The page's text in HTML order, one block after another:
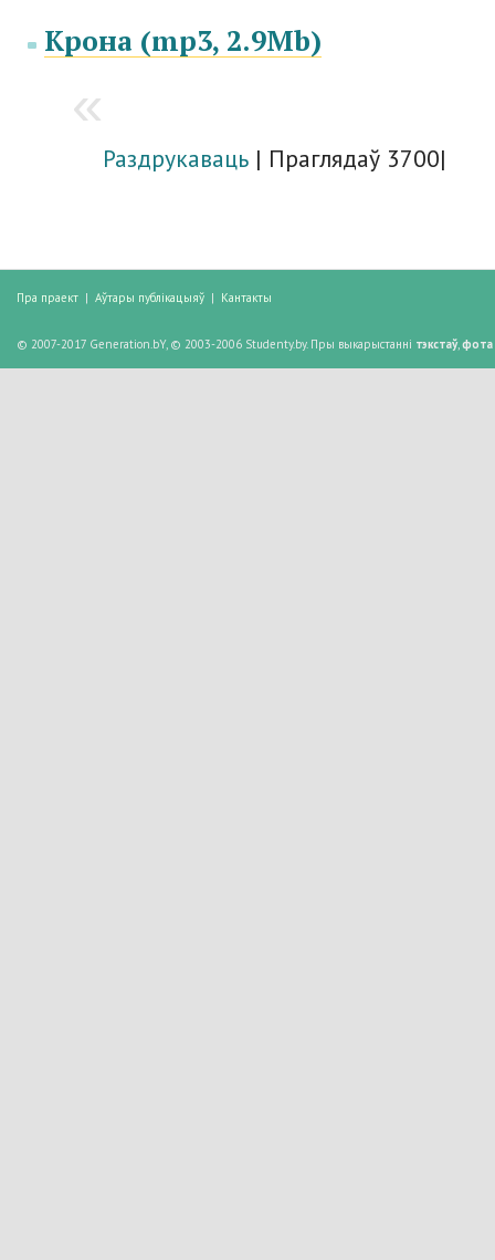
Кронa (mp3, 2.9Mb)
Раздрукаваць | Праглядаў 3700|
Пра праект | Аўтары публікацыяў | Кантакты
© 2007-2017 Generation.bY, © 2003-2006 Studenty.by. Пры выкарыстанні тэкстаў, фота